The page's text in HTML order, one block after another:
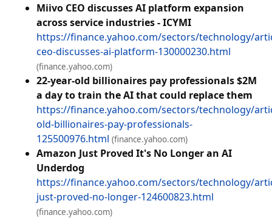
Miivo CEO discusses AI platform expansion
across service industries - ICYMI
https://finance.yahoo.com/sectors/technology/
ceo-discusses-ai-platform-130000230.html
(finance.yahoo.com)
22-year-old billionaires pay professionals $2M
a day to train the AI that could replace them
https://finance.yahoo.com/sectors/technology/
old-billionaires-pay-professionals-
125500976.html (finance.yahoo.com)
Amazon Just Proved It's No Longer an AI
Underdog
https://finance.yahoo.com/sectors/technology/
just-proved-no-longer-124600823.html
(finance.yahoo.com)